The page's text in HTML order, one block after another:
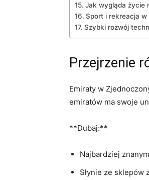
Jak wygląda życie
Sport i rekreacja w
Szybki rozwój
Przejrzenie
Emiraty w
emiratów ma swoje
**Dubaj:**
Najbardziej
Słynie⁤ ze sklepów